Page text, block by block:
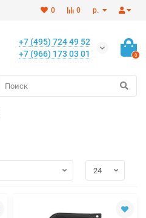
р.
0
0
+7 (495) 724 49 52
+7 (966) 173 03 01
0